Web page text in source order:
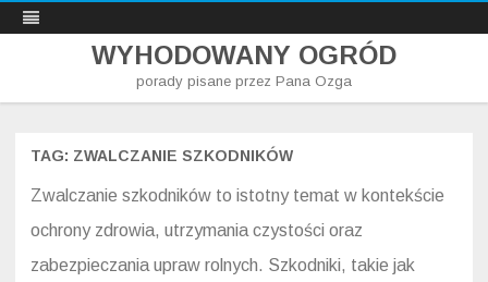
WYHODOWANY OGRÓD
porady pisane przez Pana Ozga
Skip
TAG: ZWALCZANIE SZKODNIKÓW
Zwalczanie szkodników to istotny temat w kontekście
ochrony zdrowia, utrzymania czystości oraz
zabezpieczania upraw rolnych. Szkodniki, takie jak